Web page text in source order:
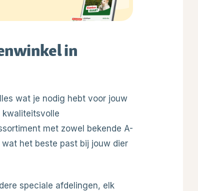
in
wat je nodig hebt voor jouw
kwaliteitsvolle
met zowel bekende A-
het beste past bij jouw dier
speciale afdelingen, elk